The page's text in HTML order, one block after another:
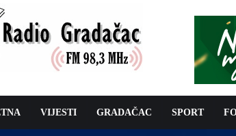
VIJESTI GRADAČAC SPORT